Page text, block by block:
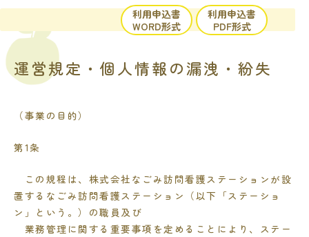
内
ス
キ
利用申込書
WORD形式
利用申込書
PDF形式
運営規定・個人情報の漏洩・紛失
（事業の目的）
第1条
この規程は、株式会社なごみ訪問看護ステーションが設
置するなごみ訪問看護ステーション（以下「ステーショ
ン」という。）の職員及び
業務管理に関する重要事項を定めることにより、ステー